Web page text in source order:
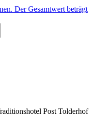
Der Gesamtwert beträgt